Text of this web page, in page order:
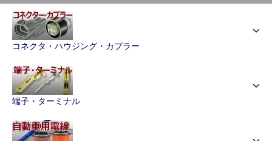
コネクタ・ハウジング・カプラー
端子・ターミナル